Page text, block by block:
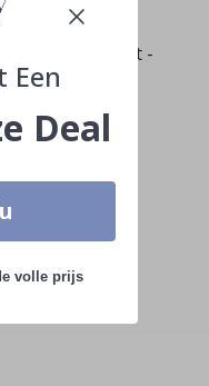
- Vintage
Stadsgezicht -
Een
Deal
volle prijs